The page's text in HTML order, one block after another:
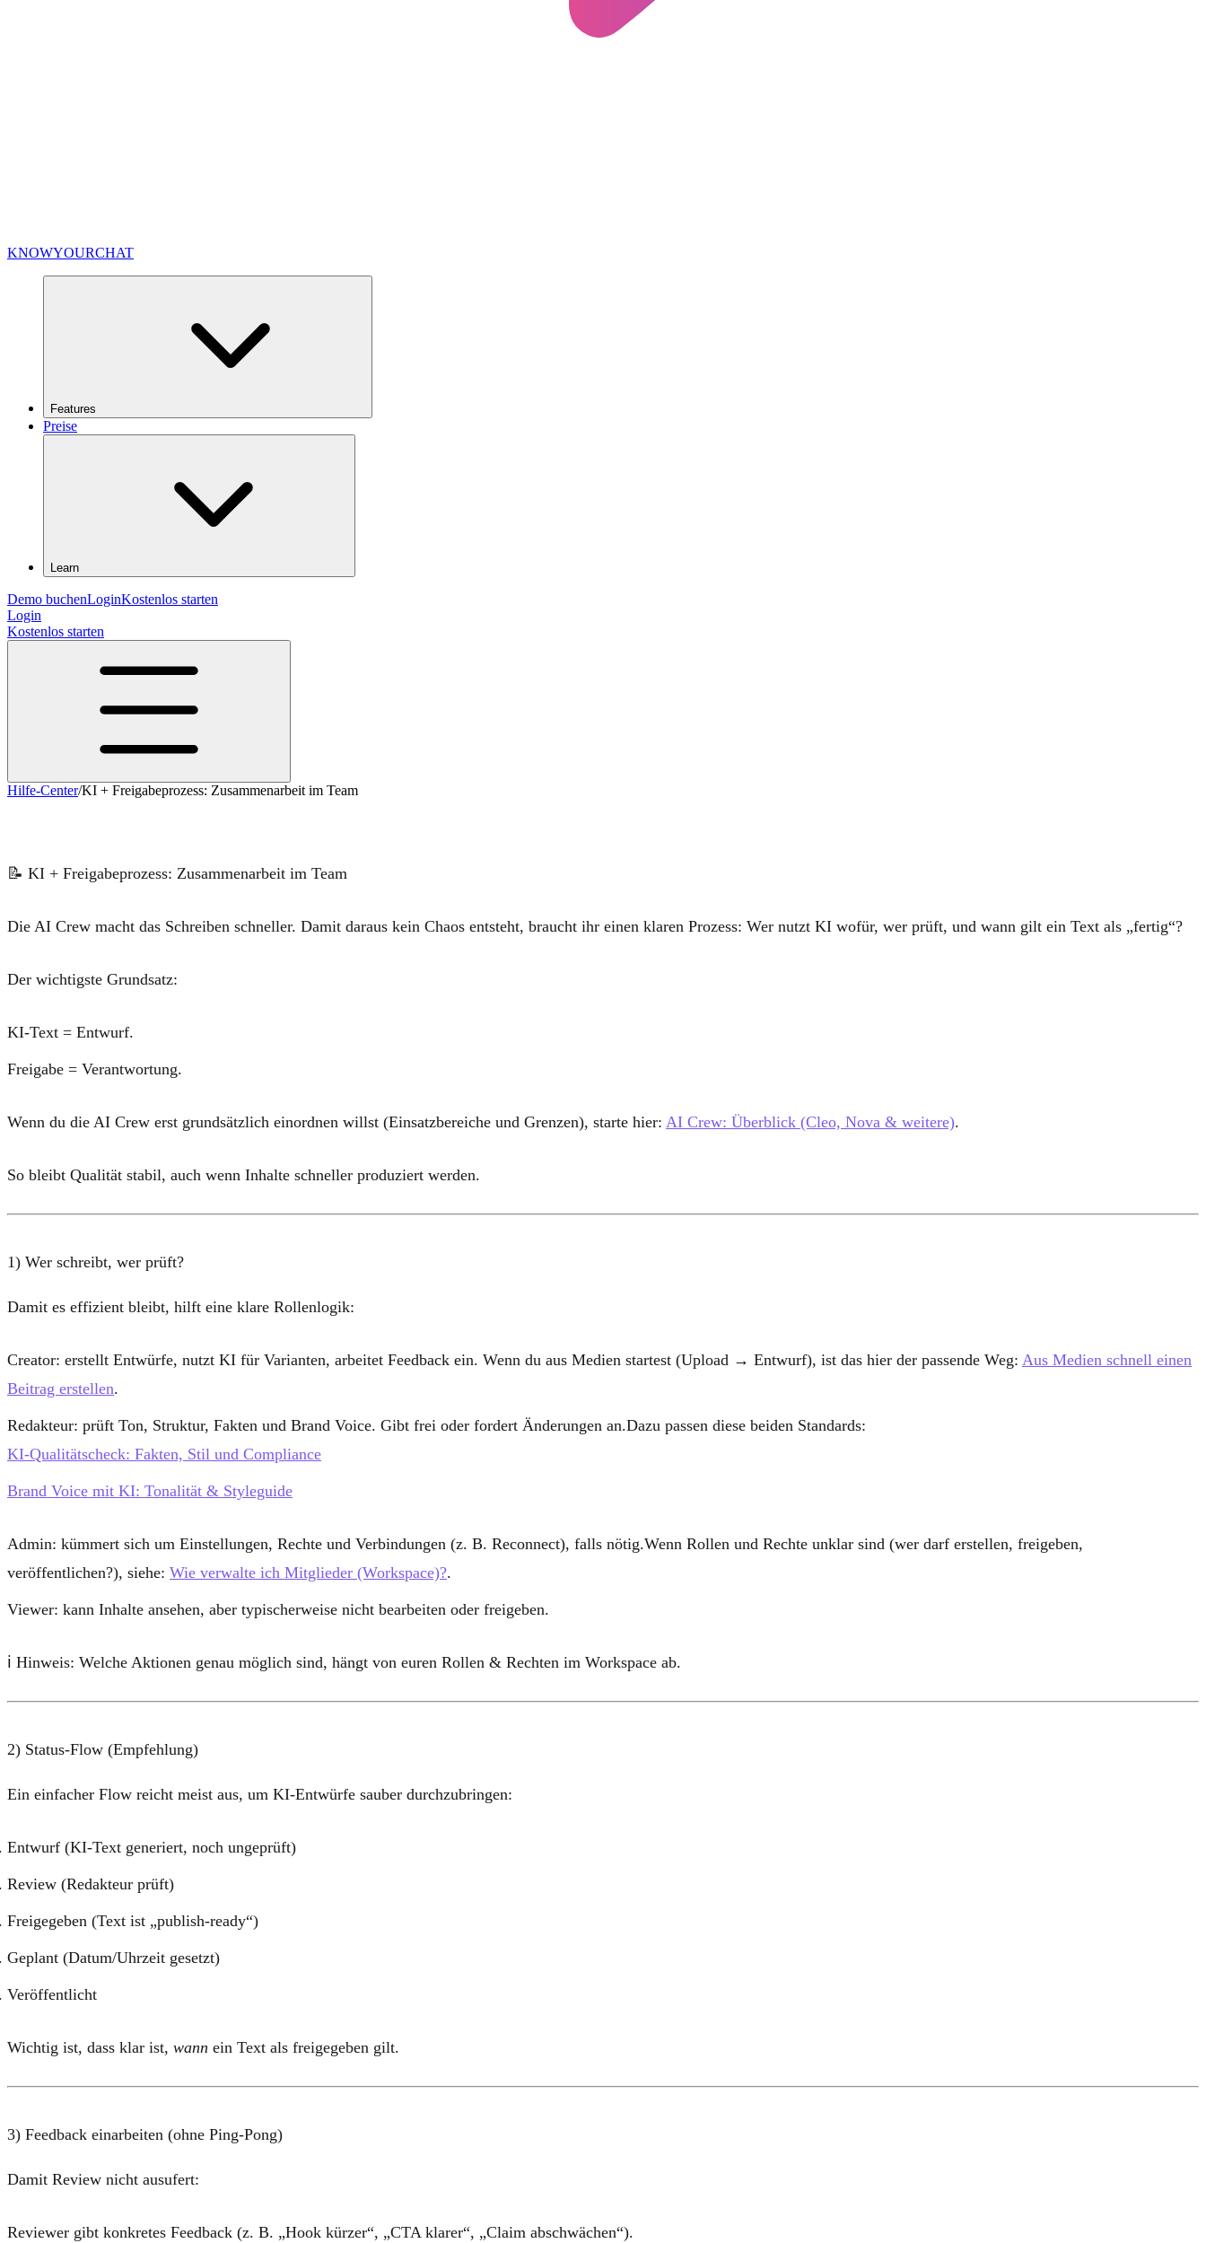
KNOWYOURCHAT
Features
Preise
Learn
Demo buchenLoginKostenlos starten
Login
Kostenlos starten
Hilfe-Center/KI + Freigabeprozess: Zusammenarbeit im Team
📝 KI + Freigabeprozess: Zusammenarbeit im Team
Die AI Crew macht das Schreiben schneller. Damit daraus kein Chaos entsteht, braucht ihr einen klaren Prozess: Wer nutzt KI wofür, wer prüft, und wann gilt ein Text als „fertig“?
Der wichtigste Grundsatz:
KI-Text = Entwurf.
Freigabe = Verantwortung.
Wenn du die AI Crew erst grundsätzlich einordnen willst (Einsatzbereiche und Grenzen), starte hier: AI Crew: Überblick (Cleo, Nova & weitere).
So bleibt Qualität stabil, auch wenn Inhalte schneller produziert werden.
1) Wer schreibt, wer prüft?
Damit es effizient bleibt, hilft eine klare Rollenlogik:
Creator: erstellt Entwürfe, nutzt KI für Varianten, arbeitet Feedback ein. Wenn du aus Medien startest (Upload → Entwurf), ist das hier der passende Weg: Aus Medien schnell einen
Beitrag erstellen.
Redakteur: prüft Ton, Struktur, Fakten und Brand Voice. Gibt frei oder fordert Änderungen an.Dazu passen diese beiden Standards:
KI-Qualitätscheck: Fakten, Stil und Compliance
Brand Voice mit KI: Tonalität & Styleguide
Admin: kümmert sich um Einstellungen, Rechte und Verbindungen (z. B. Reconnect), falls nötig.Wenn Rollen und Rechte unklar sind (wer darf erstellen, freigeben,
veröffentlichen?), siehe: Wie verwalte ich Mitglieder (Workspace)?.
Viewer: kann Inhalte ansehen, aber typischerweise nicht bearbeiten oder freigeben.
ℹ️ Hinweis: Welche Aktionen genau möglich sind, hängt von euren Rollen & Rechten im Workspace ab.
2) Status-Flow (Empfehlung)
Ein einfacher Flow reicht meist aus, um KI-Entwürfe sauber durchzubringen:
Entwurf (KI-Text generiert, noch ungeprüft)
Review (Redakteur prüft)
Freigegeben (Text ist „publish-ready“)
Geplant (Datum/Uhrzeit gesetzt)
Veröffentlicht
Wichtig ist, dass klar ist, wann ein Text als freigegeben gilt.
3) Feedback einarbeiten (ohne Ping-Pong)
Damit Review nicht ausufert:
Reviewer gibt konkretes Feedback (z. B. „Hook kürzer“, „CTA klarer“, „Claim abschwächen“).